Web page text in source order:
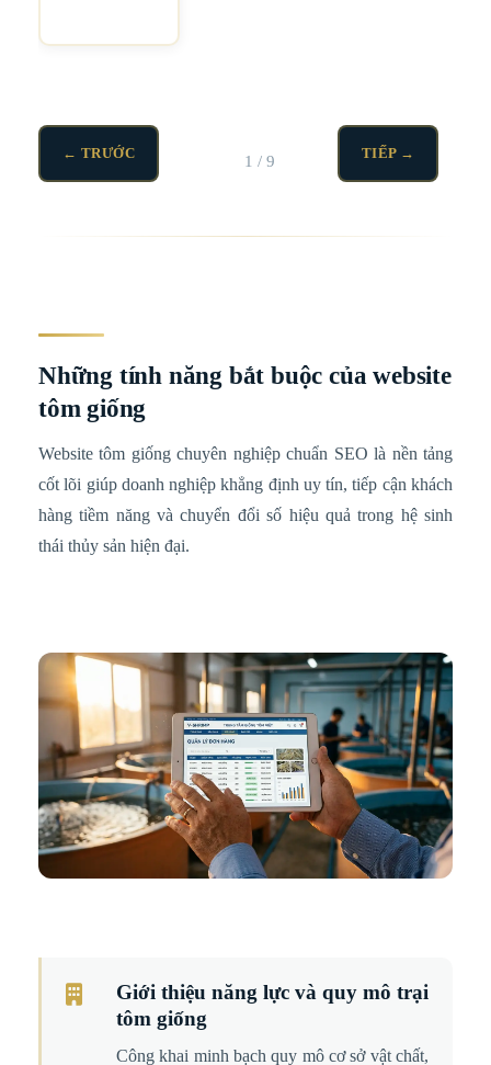
← TRƯỚC 1 / 9 TIẾP →
Những tính năng bắt buộc của website
tôm giống
Website tôm giống chuyên nghiệp chuẩn SEO là nền tảng
cốt lõi giúp doanh nghiệp khẳng định uy tín, tiếp cận khách
hàng tiềm năng và chuyển đổi số hiệu quả trong hệ sinh
thái thủy sản hiện đại.
Giới thiệu năng lực và quy mô trại
tôm giống
Công khai minh bạch quy mô cơ sở vật chất,